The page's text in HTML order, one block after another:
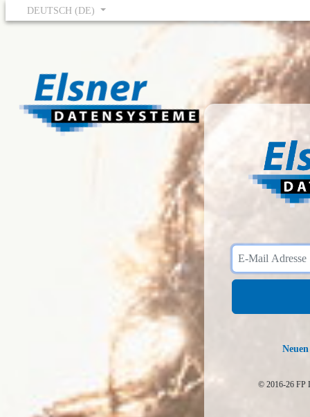
DEUTSCH (DE)
© 2016-26 FP